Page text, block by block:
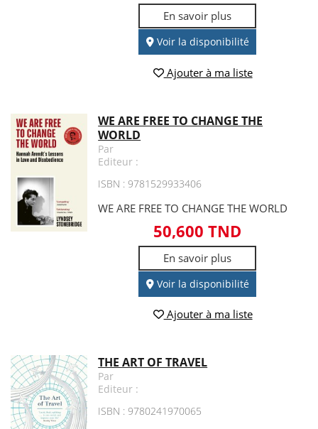
En savoir plus
Voir la disponibilité
Ajouter à ma liste
WE ARE FREE TO CHANGE THE
WORLD
Par
Editeur :
ISBN : 9781529933406
WE ARE FREE TO CHANGE THE WORLD
50,600 TND
En savoir plus
Voir la disponibilité
Ajouter à ma liste
THE ART OF TRAVEL
Par
Editeur :
ISBN : 9780241970065